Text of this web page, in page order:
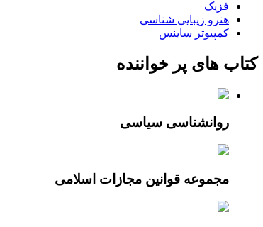
فزیک
هنرو زیبایی شناسی
کمپیوتر ساینس
کتاب های پر خواننده
روانشناسی سياسی
مجموعه قوانین مجازات اسلامی